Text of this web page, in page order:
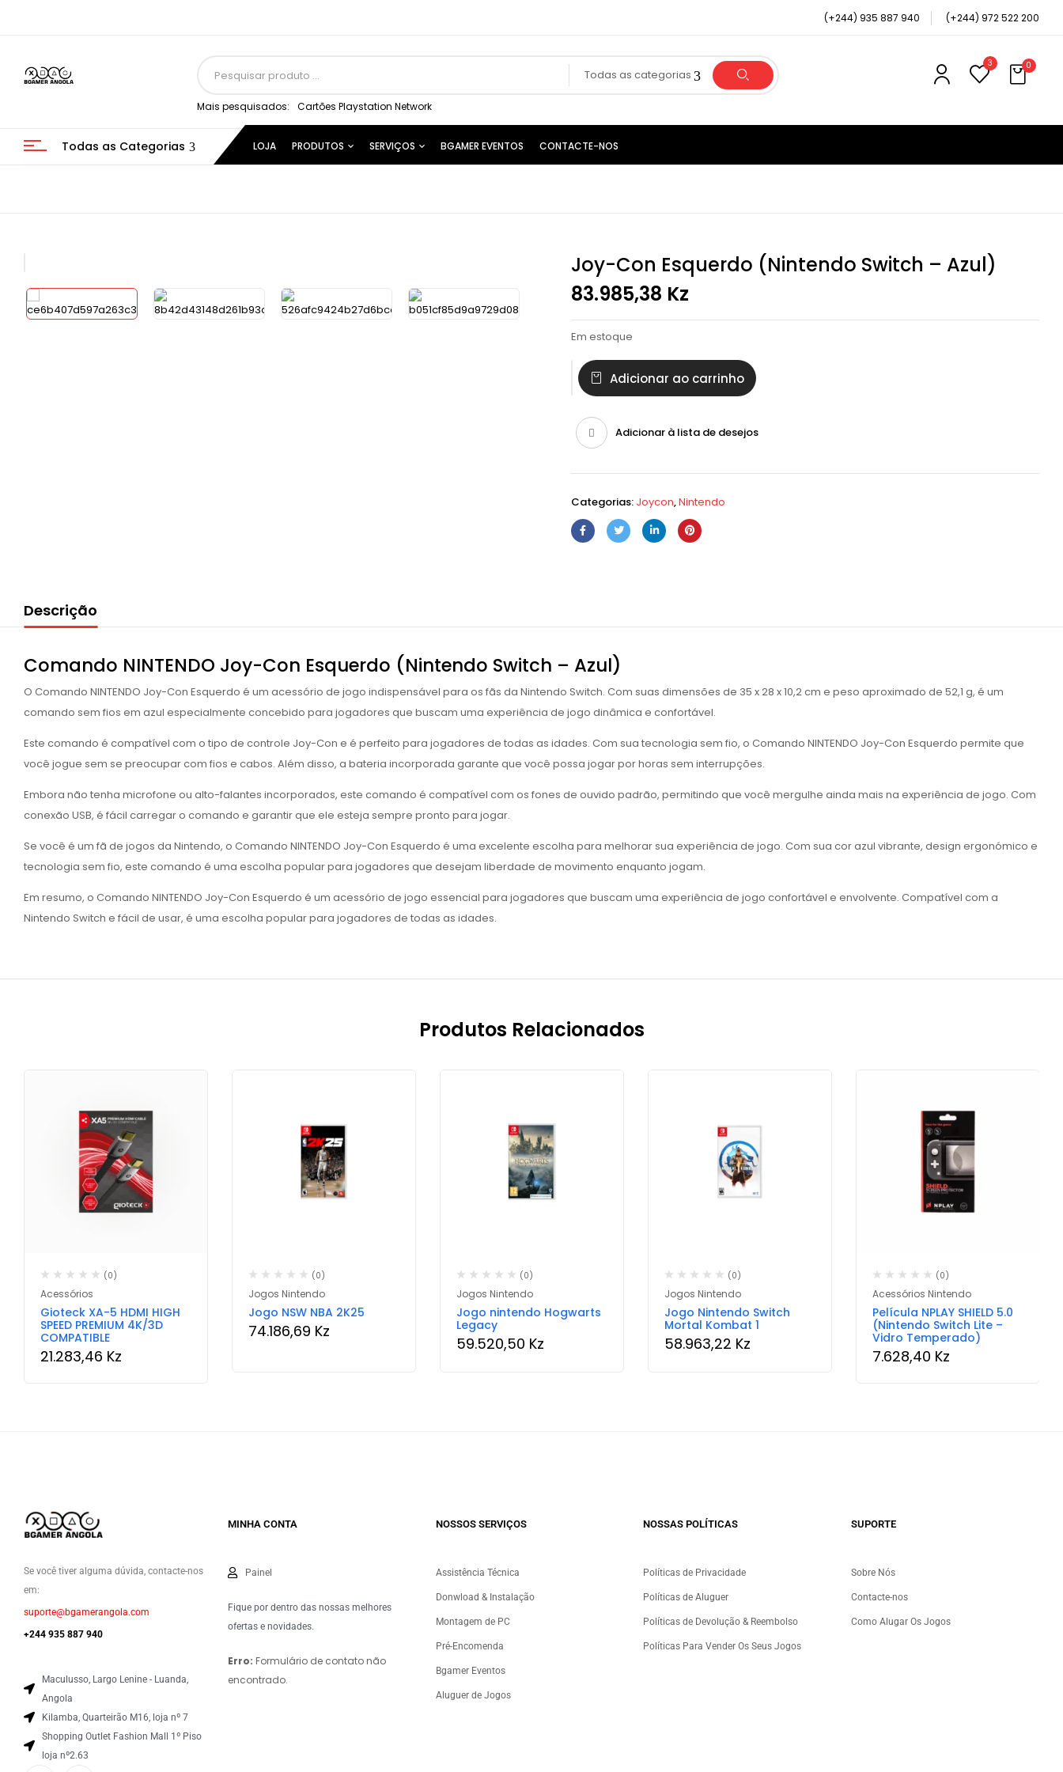
(+244) 935 887 940 (+244) 972 522 200
Todas as categorias
Mais pesquisados: Cartões Playstation Network
3 0
Todas as Categorias LOJA PRODUTOS SERVIÇOS BGAMER EVENTOS CONTACTE-NOS
Joy-Con Esquerdo (Nintendo Switch – Azul)
83.985,38 Kz
Em estoque
Adicionar ao carrinho
Adicionar à lista de desejos
Categorias: Joycon,Nintendo
Descrição
Comando NINTENDO Joy-Con Esquerdo (Nintendo Switch – Azul)
O Comando NINTENDO Joy-Con Esquerdo é um acessório de jogo indispensável para os fãs da Nintendo Switch. Com suas dimensões de 35 x 28 x 10,2 cm e peso aproximado de 52,1 g, é um
comando sem fios em azul especialmente concebido para jogadores que buscam uma experiência de jogo dinâmica e confortável.
Este comando é compatível com o tipo de controle Joy-Con e é perfeito para jogadores de todas as idades. Com sua tecnologia sem fio, o Comando NINTENDO Joy-Con Esquerdo permite que
você jogue sem se preocupar com fios e cabos. Além disso, a bateria incorporada garante que você possa jogar por horas sem interrupções.
Embora não tenha microfone ou alto-falantes incorporados, este comando é compatível com os fones de ouvido padrão, permitindo que você mergulhe ainda mais na experiência de jogo. Com
conexão USB, é fácil carregar o comando e garantir que ele esteja sempre pronto para jogar.
Se você é um fã de jogos da Nintendo, o Comando NINTENDO Joy-Con Esquerdo é uma excelente escolha para melhorar sua experiência de jogo. Com sua cor azul vibrante, design ergonómico e
tecnologia sem fio, este comando é uma escolha popular para jogadores que desejam liberdade de movimento enquanto jogam.
Em resumo, o Comando NINTENDO Joy-Con Esquerdo é um acessório de jogo essencial para jogadores que buscam uma experiência de jogo confortável e envolvente. Compatível com a
Nintendo Switch e fácil de usar, é uma escolha popular para jogadores de todas as idades.
Produtos Relacionados
(0)
Acessórios
Gioteck XA-5 HDMI HIGH
SPEED PREMIUM 4K/3D
COMPATIBLE
21.283,46 Kz
(0)
Jogos Nintendo
Jogo NSW NBA 2K25
74.186,69 Kz
(0)
Jogos Nintendo
Jogo nintendo Hogwarts
Legacy
59.520,50 Kz
(0)
Jogos Nintendo
Jogo Nintendo Switch
Mortal Kombat 1
58.963,22 Kz
(0)
Acessórios Nintendo
Película NPLAY SHIELD 5.0
(Nintendo Switch Lite –
Vidro Temperado)
7.628,40 Kz
Se você tiver alguma dúvida, contacte-nos
em:
suporte@bgamerangola.com
+244 935 887 940
Maculusso, Largo Lenine - Luanda,
Angola
Kilamba, Quarteirão M16, loja nº 7
Shopping Outlet Fashion Mall 1º Piso
loja nº2.63
MINHA CONTA
Painel
Fique por dentro das nossas melhores
ofertas e novidades.
Erro: Formulário de contato não
encontrado.
NOSSOS SERVIÇOS​
Assistência Técnica
Donwload & Instalação
Montagem de PC
Pré-Encomenda
Bgamer Eventos
Aluguer de Jogos
NOSSAS POLÍTICAS
Políticas de Privacidade
Políticas de Aluguer
Políticas de Devolução & Reembolso
Políticas Para Vender Os Seus Jogos
SUPORTE
Sobre Nós
Contacte-nos
Como Alugar Os Jogos